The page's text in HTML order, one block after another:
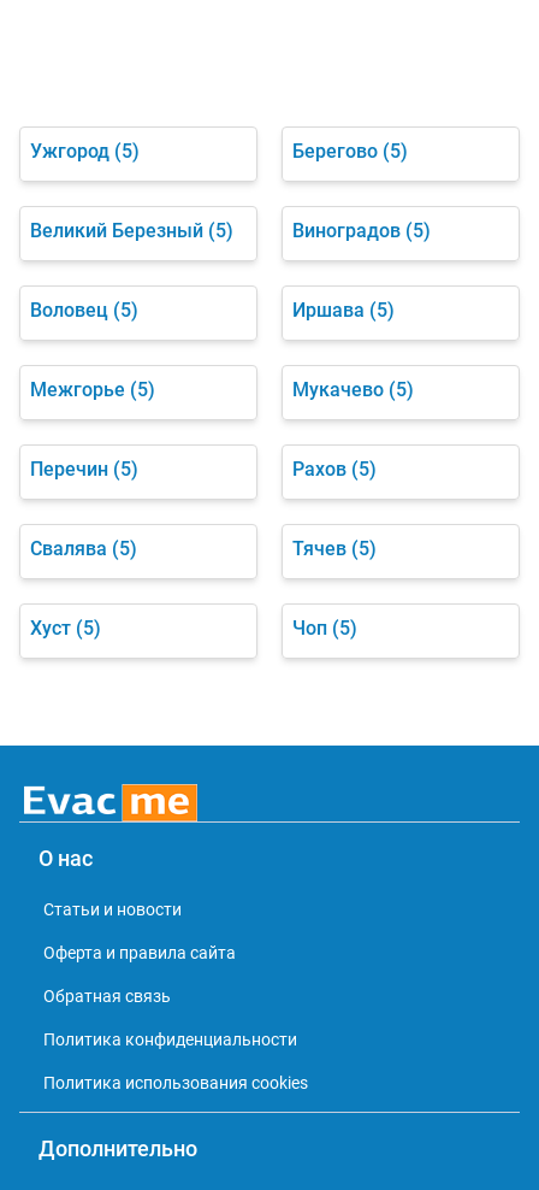
Ужгород (5) Берегово (5)
Великий Березный (5) Виноградов (5)
Воловец (5) Иршава (5)
Межгорье (5) Мукачево (5)
Перечин (5) Рахов (5)
Свалява (5) Тячев (5)
Хуст (5) Чоп (5)
О нас
Статьи и новости
Оферта и правила сайта
Обратная связь
Политика конфиденциальности
Политика использования cookies
Дополнительно